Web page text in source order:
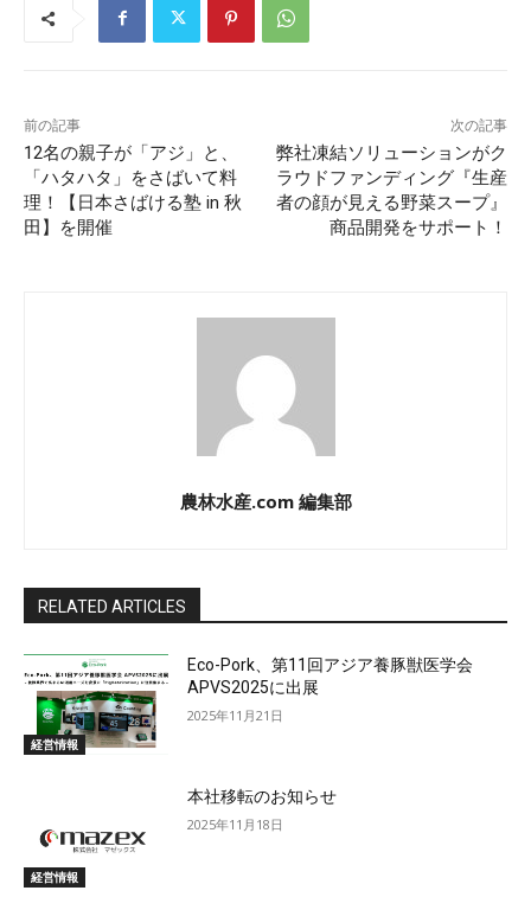
前の記事
12名の親子が「アジ」と、
「ハタハタ」をさばいて料
理！【日本さばける塾 in 秋
田】を開催
次の記事
弊社凍結ソリューションがク
ラウドファンディング『生産
者の顔が見える野菜スープ』
商品開発をサポート！
農林水産.com 編集部
RELATED ARTICLES
経営情報
Eco-Pork、第11回アジア養豚獣医学会
APVS2025に出展
2025年11月21日
経営情報
本社移転のお知らせ
2025年11月18日